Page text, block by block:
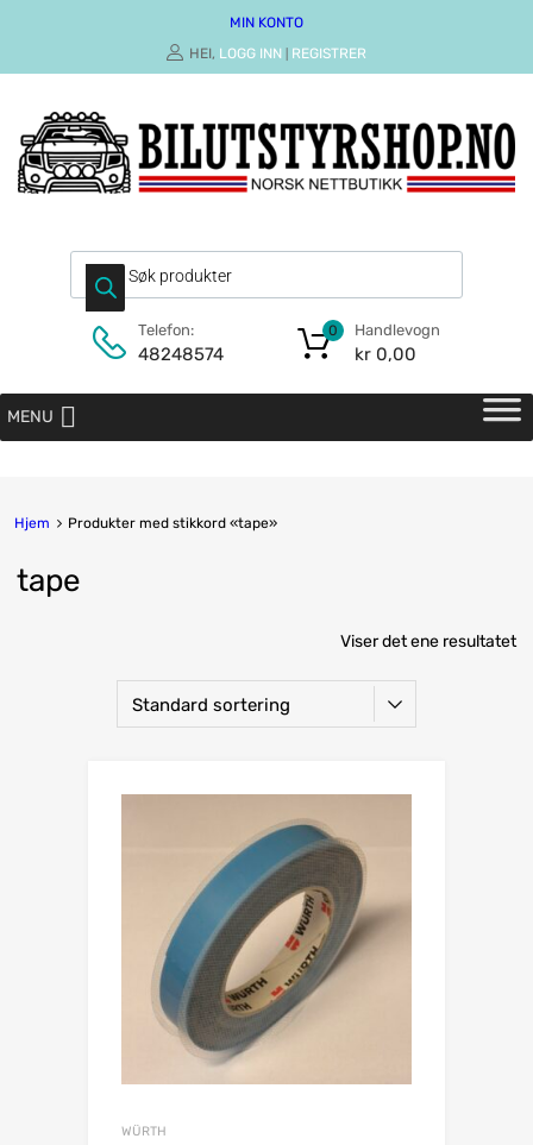
MIN KONTO
HEI, LOGG INN REGISTRER
Telefon:
48248574
Handlevogn
kr 0,00
0
MENU
Hjem Produkter med stikkord «tape»
tape
Viser det ene resultatet
WÜRTH